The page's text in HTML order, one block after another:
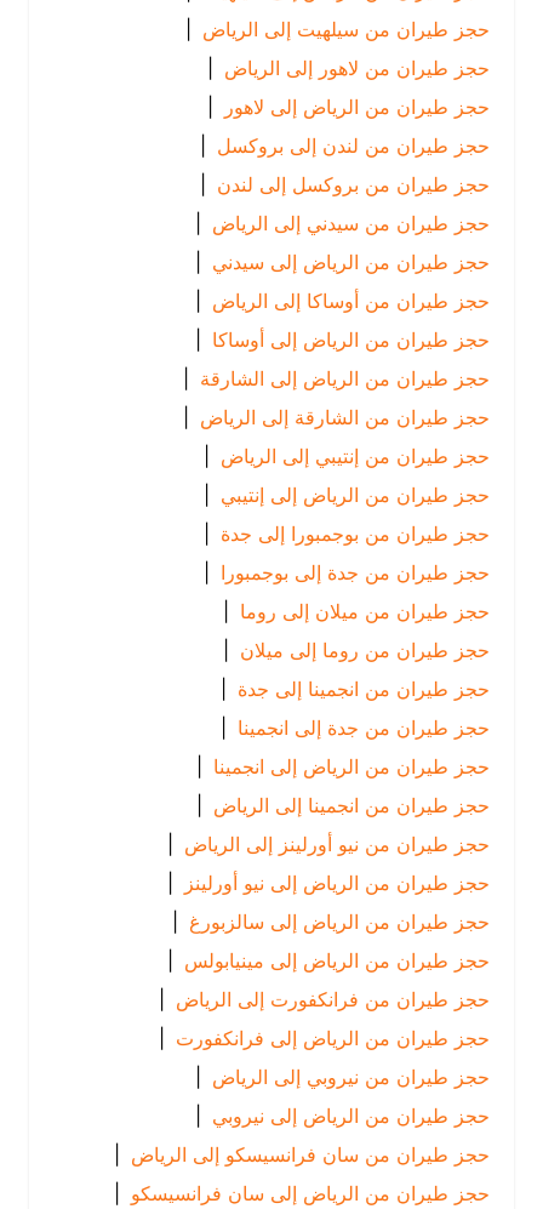
حجز طيران من سيلهيت إلى الرياض
|
حجز طيران من لاهور إلى الرياض
|
حجز طيران من الرياض إلى لاهور |
حجز طيران من لندن إلى بروكسل |
حجز طيران من بروكسل إلى لندن
|
حجز طيران من سيدني إلى الرياض
|
حجز طيران من الرياض إلى سيدني |
حجز طيران من أوساكا إلى الرياض
|
حجز طيران من الرياض إلى أوساكا |
حجز طيران من الرياض إلى الشارقة |
حجز طيران من الشارقة إلى الرياض
|
حجز طيران من إنتيبي إلى الرياض
|
حجز طيران من الرياض إلى إنتيبي |
حجز طيران من بوجمبورا إلى جدة
حجز طيران من جدة إلى بوجمبورا |
حجز طيران من ميلان إلى روما
|
حجز طيران من روما إلى ميلان |
حجز طيران من انجمينا إلى جدة
حجز طيران من جدة إلى انجمينا |
حجز طيران من الرياض إلى انجمينا |
حجز طيران من انجمينا إلى الرياض
|
حجز طيران من نيو أورلينز إلى الرياض
|
حجز طيران من الرياض إلى نيو أورلينز |
حجز طيران من الرياض إلى سالزبورغ |
حجز طيران من الرياض إلى مينيابولس |
حجز طيران من فرانكفورت إلى الرياض
|
حجز طيران من الرياض إلى فرانكفورت |
حجز طيران من نيروبي إلى الرياض
|
حجز طيران من الرياض إلى نيروبي |
حجز طيران من سان فرانسيسكو إلى الرياض
|
حجز طيران من الرياض إلى سان فرانسيسكو |